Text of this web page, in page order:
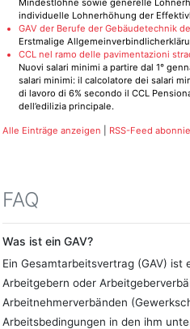
Mindestlöhne sowie generelle
individuelle Lohnerhöhung der
GAV der Berufe der Gebäudetechnik
Erstmalige
CCL nel ramo delle pavimentazioni
Nuovi salari minimi a partire dal 1°
salari minimi: il calcolatore dei salari
di lavoro di 6% secondo il CCL
dell’edilizia principale.
Alle Einträge anzeigen RSS-Feed
FAQ
Was ist ein GAV?
Ein Gesamtarbeitsvertrag (GAV) ist
Arbeitgebern oder
Arbeitnehmerverbänden
Arbeitsbedingungen in den ihm